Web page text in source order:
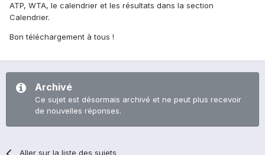
ATP, WTA, le calendrier et les résultats dans la section
Calendrier.
Bon téléchargement à tous !
Archivé
Ce sujet est désormais archivé et ne peut plus recevoir
de nouvelles réponses.
Aller sur la liste des sujets